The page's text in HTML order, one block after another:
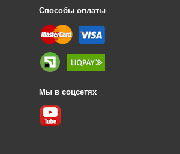
Способы оплаты
Мы в соцсетях